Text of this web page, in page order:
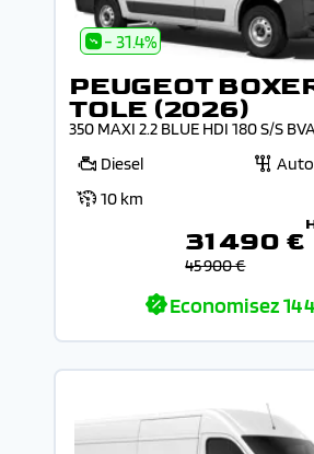
- 31.4%
PEUGEOT
TOLE (2026)
350 MAXI 2.2 BLUE HDI 180 S/S
Diesel
10 km
31 490 €
45 900 €
Economisez14